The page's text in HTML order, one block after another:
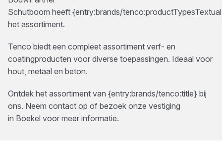
Schutboom heeft {entry:brands/
het assortiment.
Tenco biedt een compleet assortiment verf- en
coatingproducten voor diverse toepassingen. Ideaal voor
hout, metaal en beton.
Ontdek het assortiment van {entry:brands/tenco:title} bij
ons. Neem contact op of bezoek onze vestiging
in Boekel voor meer informatie.